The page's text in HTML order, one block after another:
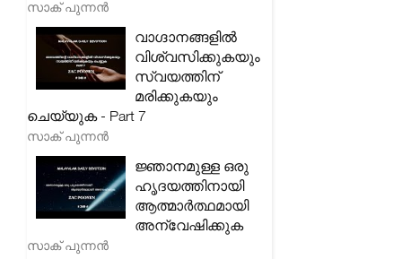
സാക് പുന്നൻ
വാഗ്ദാനങ്ങളിൽ
വിശ്വസിക്കുകയും
സ്വയത്തിന്
മരിക്കുകയും
ചെയ്യുക - Part 7
സാക് പുന്നൻ
ജ്ഞാനമുള്ള ഒരു
ഹൃദയത്തിനായി
ആത്മാർത്ഥമായി
അന്വേഷിക്കുക
സാക് പുന്നൻ